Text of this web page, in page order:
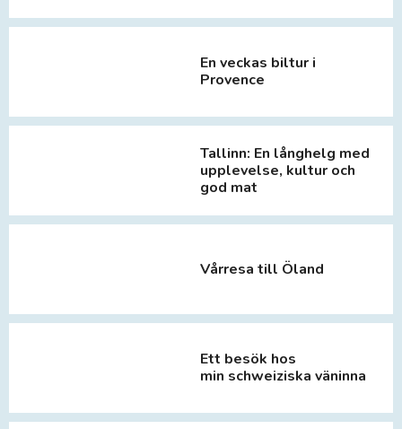
En veckas biltur i
Provence
Tallinn: En långhelg med
upplevelse, kultur och
god mat
Vårresa till Öland
Ett besök hos
min schweiziska väninna